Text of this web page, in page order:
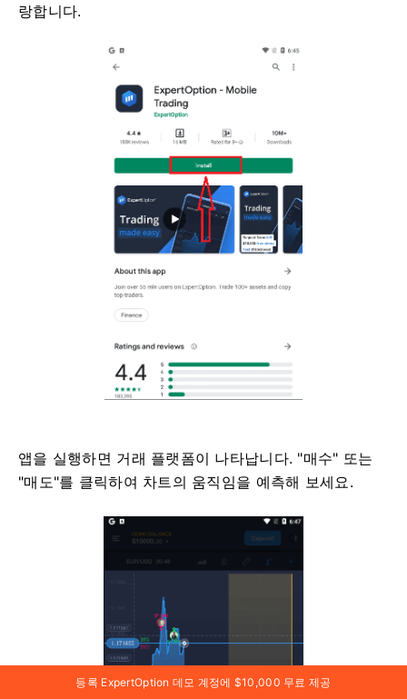
랑합니다.
앱을 실행하면 거래 플랫폼이 나타납니다. "매수" 또는
"매도"를 클릭하여 차트의 움직임을 예측해 보세요.
등록 ExpertOption 데모 계정에 $10,000 무료 제공